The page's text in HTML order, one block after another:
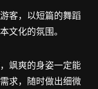
客，以短篇的舞蹈
文化的氛围。
飒爽的身姿一定能
求，随时做出细微